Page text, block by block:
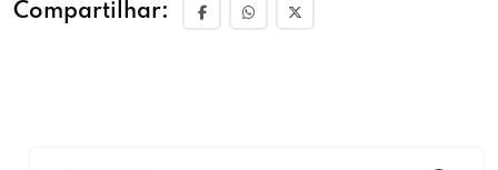
Compartilhar: